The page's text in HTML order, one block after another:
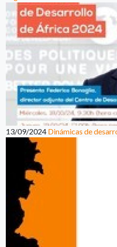
13/09/2024 Dinámicas de